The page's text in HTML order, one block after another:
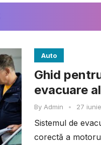
Auto
Ghid
evacuare
By Admin • 27
Sistemul de
corectă a